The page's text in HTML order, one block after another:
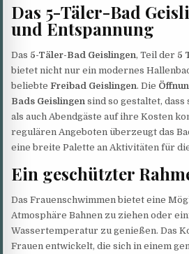
Das 5-Täler-Bad
und Entspannung
Das 5-Täler-Bad Geislingen, Teil der 5
bietet nicht nur ein modernes
beliebteFreibad Geislingen. Die
Bads Geislingen sind so gestaltet,
als auch Abendgäste auf ihre Kosten
regulären Angeboten überzeugt das
eine breite Palette an Aktivitäten für
Ein geschützter
Das Frauenschwimmen bietet eine
Atmosphäre Bahnen zu ziehen oder
Wassertemperatur zu genießen. Das
Frauen entwickelt, die sich in einem